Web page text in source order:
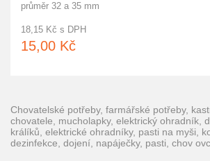
průměr 32 a 35 mm
18,15 Kč s DPH
15,00 Kč
chovatelské potřeby, farmářské potřeby, kastrace, potřeby pro
chovatele, mucholapky, elektrický ohradník,
králíků, elektrické ohradníky, pasti na myši,
dezinfekce, dojení, napáječky, pasti, chov